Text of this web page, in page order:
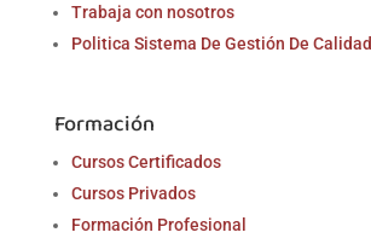
Trabaja con nosotros
Politica Sistema De Gestión De Calidad
Formación
Cursos Certificados
Cursos Privados
Formación Profesional